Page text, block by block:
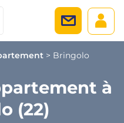
> Bringolo
à
(22)